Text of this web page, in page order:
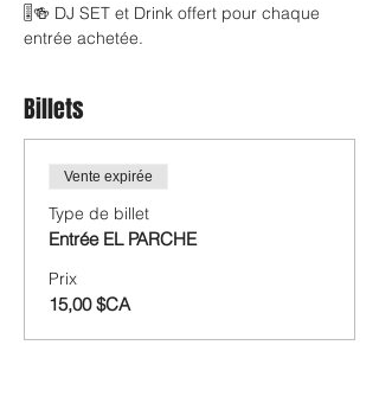
🎚️🍻 DJ SET et Drink offert pour chaque
entrée achetée.
Billets
Vente expirée
Type de billet
Entrée EL PARCHE
Prix
15,00 $CA